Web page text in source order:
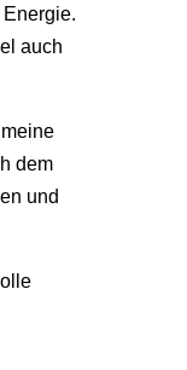
auch
dem
und